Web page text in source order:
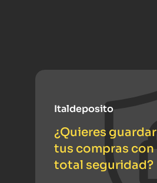
Italdeposito
¿Quieres guardar
tus compras con
total seguridad?